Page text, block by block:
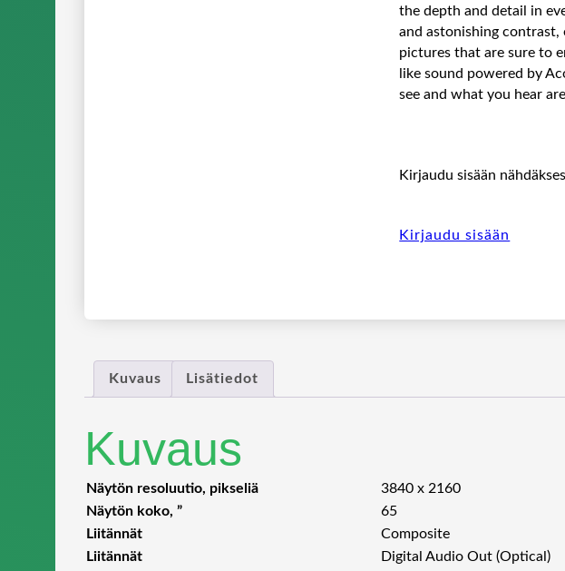
the depth and detail in
and astonishing
pictures that are sure to
like sound powered by
see and what you hear
Kirjaudu sisään
Kirjaudu sisään
Kuvaus Lisätiedot
Kuvaus
Näytön resoluutio, pikseliä
3840 x 2160
Näytön koko, ”
65
Liitännät
Composite
Liitännät
Digital Audio Out (Optical)